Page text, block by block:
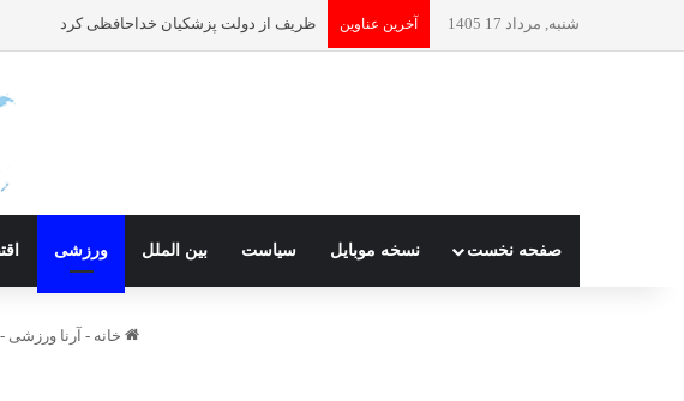
شنبه, مرداد 17 1405 آخرین عناوین ظریف از دولت پزشکیان خداحافظی کرد
صفحه نخست نسخه موبایل سیاست بین الملل ورزشی
خانه - آرنا ورزشی -